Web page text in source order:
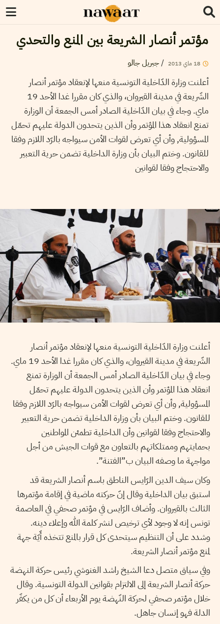
مؤتمر أنصار الشريعة بين المنع والتحدي
18 ماي 2013
/جبريل جالو
أعلنت وزارة الدّاخلية التونسية منعها لإنعقاد مؤتمر أنصار
الشّريعة في مدينة القيروان، والذي كان مقررا غدا الأحد 19
ماي. وجاء في بيان الدّاخلية الصادر أمس الجمعة أن الوزارة
تمنع انعقاد هذا المؤتمر وأن الذين يتحدون الدولة عليهم تحمّل
المسؤولية, وأن أي تعرض لقوات الأمن سيواجه بالرّد اللازم وفقا
للقانون. وختم البيان بأن وزارة الداخلية تضمن حرية التعبير
والاحتجاج وفقا لقوانين
أعلنت وزارة الدّاخلية التونسية منعها لإنعقاد مؤتمر أنصار
الشّريعة في مدينة القيروان، والذي كان مقررا غدا الأحد 19 ماي.
وجاء في بيان الدّاخلية الصادر أمس الجمعة أن الوزارة تمنع
انعقاد هذا المؤتمر وأن الذين يتحدون الدولة عليهم تحمّل
المسؤولية, وأن أي تعرض لقوات الأمن سيواجه بالرّد اللازم وفقا
للقانون. وختم البيان بأن وزارة الداخلية تضمن حرية التعبير
والاحتجاج وفقا لقوانين وأن الداخلية تطمئن المواطنين
بحمايتهم وممتلكاتهم بالتعاون مع قوات الجيش من أجل
مواجهة ما وصفه البيان ب”الفتنة”.
وكان سيف الدين الرّايس الناطق باسم أنصار الشريعة قد
استبق بيان الداخلية وقال إنّ حركته ماضية في إقامة مؤتمرها
الثالث بالقيروان. وأضاف الرّايس في مؤتمر صحفي في العاصمة
تونس إنه لا وجود لأي ترخيص لنشر كلمة الله وإعلاء دينه.
وشدد على أن التنظيم سيتحدى كل قرار بالمنع تتخذه أّيّة جهة
لمنع مؤتمر أنصار الشريعة.
وفي سياق متصل دعا الشيخ راشد الغنوشي رئيس حركة النهضة
حركة أنصار الشريعة إلى الالتزام بقوانين الدولة التونسية. وقال
خلال مؤتمر صحفي لحركة النّهضة يوم الأربعاء أن كل من يكفّر
الدلة فهو إنسان جاهل.